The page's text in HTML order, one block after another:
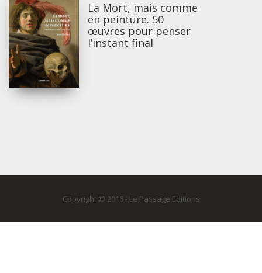
La Mort, mais comme
en peinture. 50
œuvres pour penser
l’instant final
Copyright © 2016 - Le Passage Editions